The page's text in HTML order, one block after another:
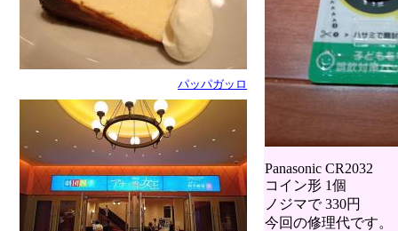
パッパガッロ
Panasonic CR2032
コイン形 1個
ノジマで 330円
今回の修理代です。